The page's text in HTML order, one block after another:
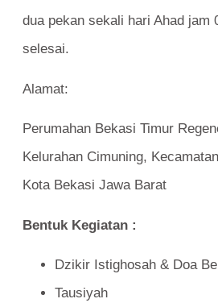
dua pekan sekali hari Ahad jam
selesai.
Alamat:
Perumahan Bekasi Timur
Kelurahan Cimuning,
Kota Bekasi Jawa Barat
Bentuk Kegiatan :
Dzikir Istighosah & Doa
Tausiyah